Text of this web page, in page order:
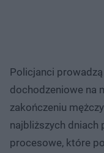
Policjanci
dochodzeniowe na
zakończeniu
najbliższych dniach
procesowe, które